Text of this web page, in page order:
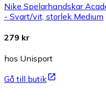
Nike Spelarhandskar
- Svart/vit, storlek Medium
279 kr
hos Unisport
Gå till butik